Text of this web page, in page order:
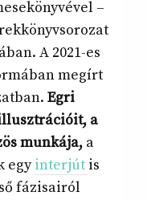
–
A 2021-es
megírt
Egri
a
munkája, a
egyinterjút is
fázisairól